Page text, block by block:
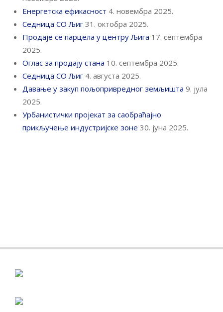
Енергетска ефикасност 4. новембра 2025.
Седница СО Љиг 31. октобра 2025.
Продаје се парцела у центру Љига 17. септембра
2025.
Оглас за продају стана 10. септембра 2025.
Седница СО Љиг 4. августа 2025.
Давање у закуп пољопривредног земљишта 9. јула
2025.
Урбанистички пројекат за саобраћајно
прикључење индустријске зоне 30. јуна 2025.